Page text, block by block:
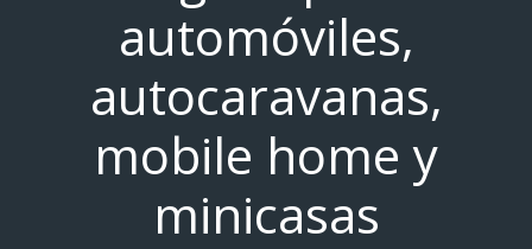
automóviles,
autocaravanas,
mobile home y
minicasas